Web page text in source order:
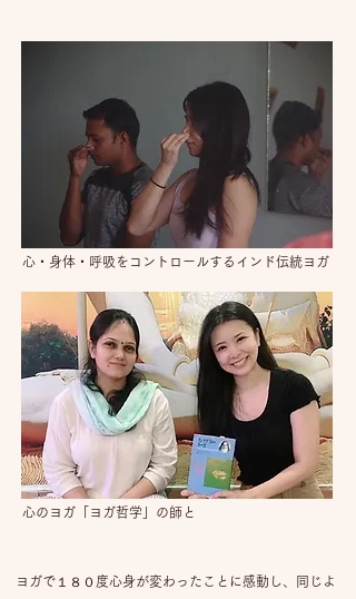
心・身体・呼吸をコントロールするインド伝統ヨガ
心のヨガ「ヨガ哲学」の師と
ヨガで１８０度心身が変わったことに感動し、同じよ